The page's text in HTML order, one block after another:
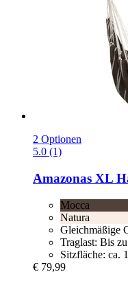
2 Optionen
5.0 (1)
Amazonas XL
Mocca
Natura
Gleichmäßige
Traglast: Bis
Sitzfläche: ca.
€ 79,99